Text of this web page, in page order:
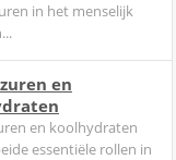
in het menselijk
en
en koolhydraten
essentiële rollen in